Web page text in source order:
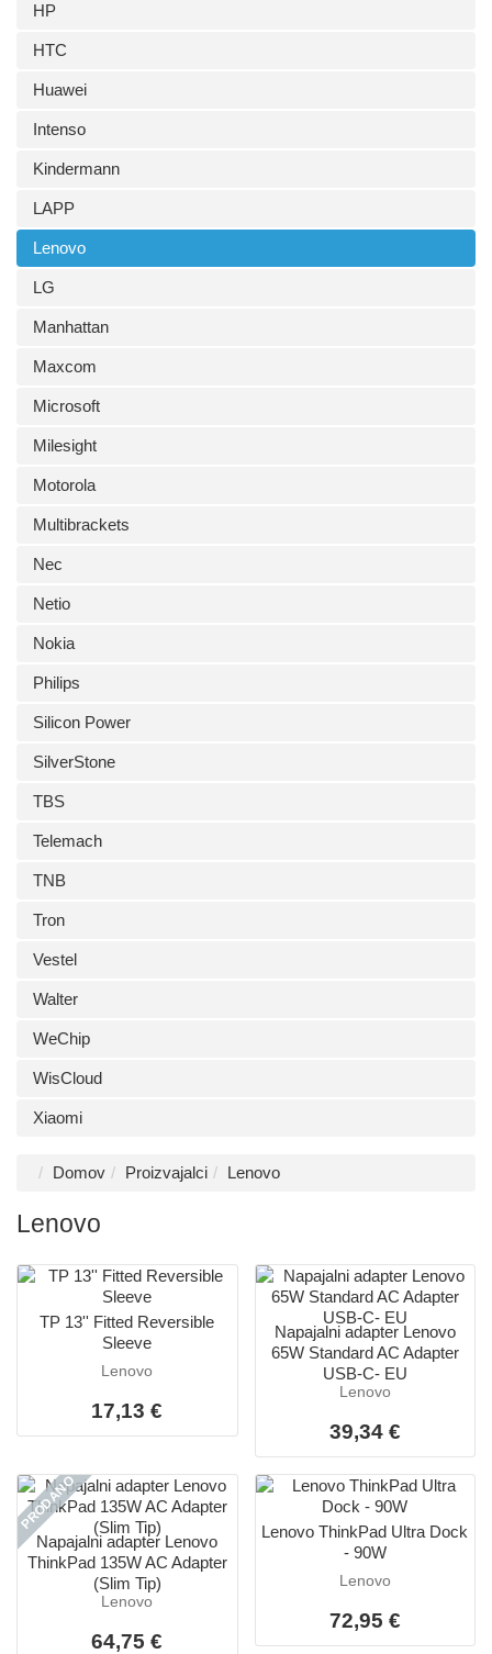
HP
HTC
Huawei
Intenso
Kindermann
LAPP
Lenovo
LG
Manhattan
Maxcom
Microsoft
Milesight
Motorola
Multibrackets
Nec
Netio
Nokia
Philips
Silicon Power
SilverStone
TBS
Telemach
TNB
Tron
Vestel
Walter
WeChip
WisCloud
Xiaomi
Domov Proizvajalci Lenovo
Lenovo
TP 13'' Fitted Reversible
Sleeve
Lenovo
17,13 €
Napajalni adapter Lenovo
65W Standard AC Adapter
USB-C- EU
Lenovo
39,34 €
PRODANO
Napajalni adapter Lenovo
ThinkPad 135W AC Adapter
(Slim Tip)
Lenovo
64,75 €
Lenovo ThinkPad Ultra Dock
- 90W
Lenovo
72,95 €